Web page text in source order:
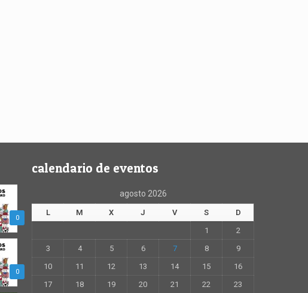
0
0
calendario de eventos
agosto 2026
L M X J V S
D
1
2
3
4 5 6 7 8
9
10
11 12 13 14 15
16
17
18 19 20 21 22 23